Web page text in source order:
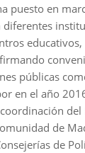
puesto en
diferentes
públicas
en el año
del
de
de